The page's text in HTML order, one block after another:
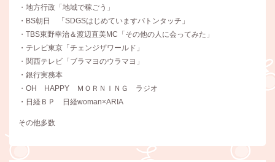
・地方行政「地域で稼ごう」
・BS朝日 「SDGSはじめていますバトンタッチ」
・TBS東野幸治＆渡辺直美MC「その他の人に会ってみた」
・テレビ東京「チェンジザワールド」
・関西テレビ「ブラマヨのウラマヨ」
・銀行実務本
・OH HAPPY ＭＯＲＮＩＮＧ ラジオ
・日経ＢＰ 日経woman×ARIA
その他多数